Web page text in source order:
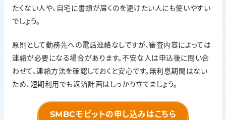
無利息期間
なし
たくない人や、自宅に書類が届くのを避けたい人にも使いやすい
でしょう。
原則として勤務先への電話連絡なしですが、審査内容によっては
連絡が必要になる場合があります。不安な人は申込後に問い合
わせて、連絡方法を確認しておくと安心です。無利息期間はない
ため、短期利用でも返済計画はしっかり立てましょう。
SMBCモビットの申し込みはこちら